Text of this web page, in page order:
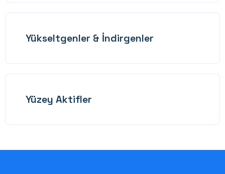
Yükseltgenler & İndirgenler
Yüzey Aktifler